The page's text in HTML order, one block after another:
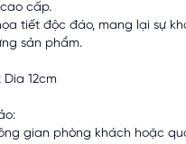
cấp.
tiết độc đáo, mang lại sự
sản phẩm.
Dia 12cm
gian phòng khách hoặc